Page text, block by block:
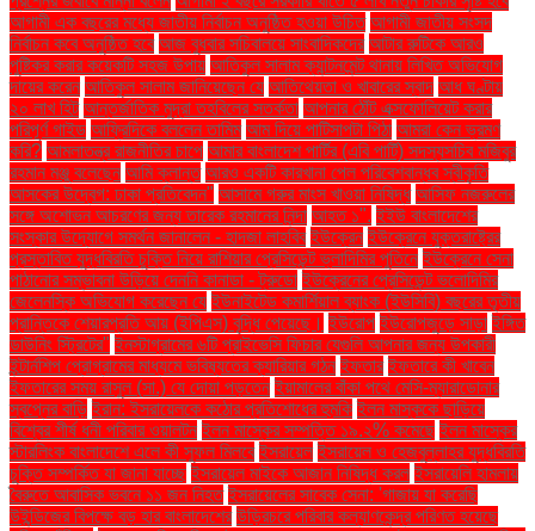
আগামী এক বছরের মধ্যে জাতীয় নির্বাচন অনুষ্ঠিত হওয়া উচিত আগামী জাতীয় সংসদ
নির্বাচন কবে অনুষ্ঠিত হবে আজ বুধবার সচিবালয়ে সাংবাদিকদের আটার রুটিকে আরও
পুষ্টিকর করার কয়েকটি সহজ উপায় আতিকুল সালাম ক্যান্টনমেন্ট থানায় লিখিত অভিযোগ
দায়ের করেন আতিকুল সালাম জানিয়েছেন যে আতিথেয়তা ও খাবারের স্বাদ আধ ঘণ্টায়
২০ লাখ হিট আন্তর্জাতিক মুদ্রা তহবিলের সতর্কতা আপনার ঠোঁট এক্সফোলিয়েট করার
পরিপূর্ণ গাইড আফ্রিদিকে বললেন তামিম আম দিয়ে পাটিসাপটা পিঠা আমরা কেন ভ্রমণ
করি? আমলাতন্ত্র রাজনীতির চাপে আমার বাংলাদেশ পার্টির (এবি পার্টি) সদস্যসচিব মজিবুর
রহমান মঞ্জু বলেছেন আমি ক্লান্ত আরও একটি কারখানা পেল পরিবেশবান্ধব স্বীকৃতি
আসকের উদ্বেগ: ঢাকা প্রতিবেদন" আসামে গরুর মাংস খাওয়া নিষিদ্ধ আসিফ নজরুলের
সঙ্গে অশোভন আচরণের জন্য তারেক রহমানের নিন্দা আহত ১". ইইউ বাংলাদেশের
সংস্কার উদ্যোগে সমর্থন জানালেন - হাদজা লাহবিব ইউক্রেন ইউক্রেনে যুক্তরাষ্ট্রের
প্রস্তাবিত যুদ্ধবিরতি চুক্তি নিয়ে রাশিয়ার প্রেসিডেন্ট ভ্লাদিমির পুতিনে ইউক্রেনে সেনা
পাঠানোর সম্ভাবনা উড়িয়ে দেননি কানাডা - ট্রুডো ইউক্রেনের প্রেসিডেন্ট ভলোদিমির
জেলেনস্কি অভিযোগ করেছেন যে ইউনাইটেড কমার্শিয়াল ব্যাংক (ইউসিবি) বছরের তৃতীয়
প্রান্তিকে শেয়ারপ্রতি আয় (ইপিএস) বৃদ্ধি পেয়েছে। ইউরোপ ইউরোপজুড়ে সাড়া ইঙ্গিত
ডাউনিং স্ট্রিটের" ইনস্টাগ্রামের ৬টি প্রাইভেসি ফিচার যেগুলি আপনার জন্য উপকারী
ইন্টার্নশিপ প্রোগ্রামের মাধ্যমে ভবিষ্যতের ক্যারিয়ার গঠন ইফতার ইফতারে কী খাবেন
ইফতারের সময় রাসুল (সা.) যে দোয়া পড়তেন ইয়ামালের বাঁকা পথে মেসি-ম্যারাডোনার
স্বপ্নের বাড়ি ইরান: ইসরায়েলকে কঠোর প্রতিশোধের হুমকি ইলন মাস্ককে ছাড়িয়ে
বিশ্বের শীর্ষ ধনী পরিবার ওয়ালটন ইলন মাস্কের সম্পত্তি ১৯.২% কমেছে ইলন মাস্কের
স্টারলিংক বাংলাদেশে এলে কী সুফল মিলবে ইসরায়েল ইসরায়েল ও হেজবুল্লাহর যুদ্ধবিরতি
চুক্তি সম্পর্কিত যা জানা যাচ্ছে ইসরায়েল মাইকে আজান নিষিদ্ধ করল ইসরায়েলি হামলায়
বৈরুতে আবাসিক ভবনে ১১ জন নিহত ইসরায়েলের সাবেক সেনা: 'গাজায় যা করেছি
উইন্ডিজের বিপক্ষে বড় হার বাংলাদেশের উড়িরচরে পরিবার কল্যাণকেন্দ্র পরিণত হয়েছে